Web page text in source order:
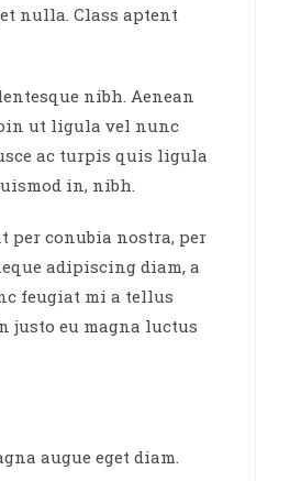
nulla. Class aptent
nibh. Aenean
ut ligula vel nunc
ac turpis quis ligula
in, nibh.
per conubia nostra, per
adipiscing diam, a
feugiat mi a tellus
justo eu magna luctus
augue eget diam.